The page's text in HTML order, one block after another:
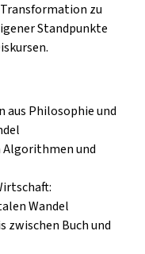
zu
Standpunkte
Philosophie und
Algorithmen und
Wandel
zwischen Buch und